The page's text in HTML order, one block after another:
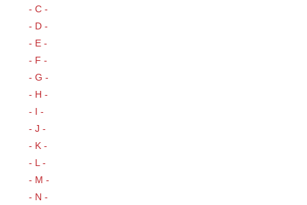
- C -
- D -
- E -
- F -
- G -
- H -
- I -
- J -
- K -
- L -
- M -
- N -